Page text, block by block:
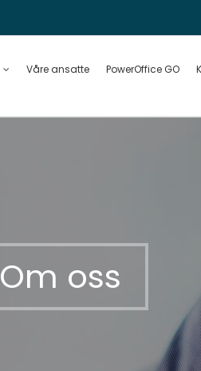
Våre ansatte PowerOffice GO
Om oss